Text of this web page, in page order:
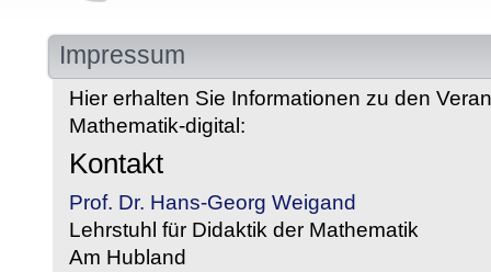
Impressum
Hier erhalten Sie Informationen zu den
Mathematik-digital:
Kontakt
Prof. Dr. Hans-Georg Weigand
Lehrstuhl für Didaktik der Mathematik
Am Hubland